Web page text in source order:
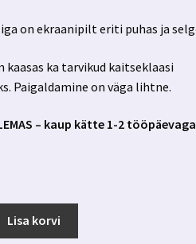
on ekraanipilt eriti puhas ja
kaasas ka tarvikud kaitseklaasi
Paigaldamine on väga lihtne.
– kaup kätte 1-2
Lisa korvi